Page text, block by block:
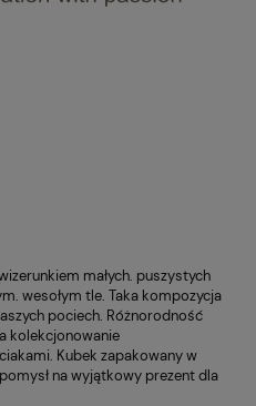
małych. puszystych
wesołym tle. Taka kompozycja
pociech. Różnorodność
kolekcjonowanie
Kubek zapakowany w
na wyjątkowy prezent dla